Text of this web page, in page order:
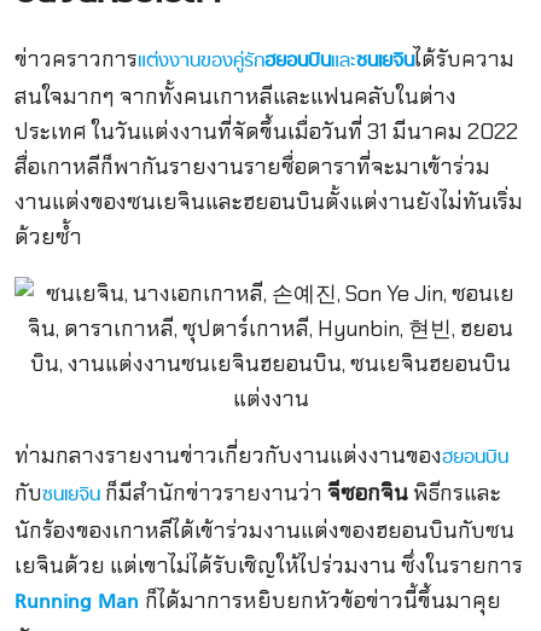
ข่าวคราวการแต่งงานของคู่รักฮยอนบินและซนเยจินได้รับความ
สนใจมากๆ จากทั้งคนเกาหลีและแฟนคลับในต่าง
ประเทศ ในวันแต่งงานที่จัดขึ้นเมื่อวันที่ 31 มีนาคม 2022
สื่อเกาหลีก็พากันรายงานรายชื่อดาราที่จะมาเข้าร่วม
งานแต่งของซนเยจินและฮยอนบินตั้งแต่งานยังไม่ทันเริ่ม
ด้วยซ้ำ
ท่ามกลางรายงานข่าวเกี่ยวกับงานแต่งงานของฮยอนบิน
กับซนเยจินก็มีสำนักข่าวรายงานว่า จีซอกจินพิธีกรและ
นักร้องของเกาหลีได้เข้าร่วมงานแต่งของฮยอนบินกับซน
เยจินด้วย แต่เขาไม่ได้รับเชิญให้ไปร่วมงาน ซึ่งในรายการ
Running Man ก็ได้มาการหยิบยกหัวข้อข่าวนี้ขึ้นมาคุย